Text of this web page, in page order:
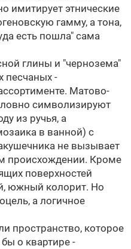
имитирует этнические
гамму, а тона,
есть пошла" сама
глины и "чернозема"
песчаных -
Матово-
символизируют
из ручья, а
в ванной) с
не вызывает
происхождении. Кроме
поверхностей
южный колорит. Но
а логичное
пространство, которое
о квартире -